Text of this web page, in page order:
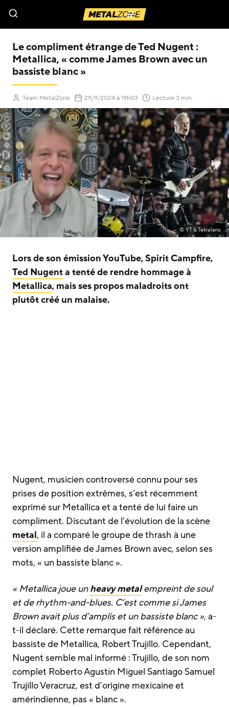
Menu
Le compliment étrange de Ted Nugent :
Metallica, « comme James Brown avec un
bassiste blanc »
Team MetalZone 29/9/2024(Mis à jour le )
à 19h03 Lecture 3 min.
© YT & Tetralens
Lors de son émission YouTube, Spirit Campfire,
Ted Nugenta tenté de rendre hommage à
Metallica, mais ses propos maladroits ont
plutôt créé un malaise.
Nugent, musicien controversé connu pour ses
prises de position extrêmes, s’est récemment
exprimé sur Metallica et a tenté de lui faire un
compliment. Discutant de l’évolution de la scène
metal, il a comparé le groupe de thrash à une
version amplifiée de James Brown avec, selon ses
mots, « un bassiste blanc ».
« Metallica joue unheavy metalempreint de soul
et de rhythm-and-blues. C’est comme si James
Brown avait plus d’amplis et un bassiste blanc », a-
t-il déclaré. Cette remarque fait référence au
bassiste de Metallica, Robert Trujillo. Cependant,
Nugent semble mal informé : Trujillo, de son nom
complet Roberto Agustín Miguel Santiago Samuel
Trujillo Veracruz, est d’origine mexicaine et
amérindienne, pas « blanc ».